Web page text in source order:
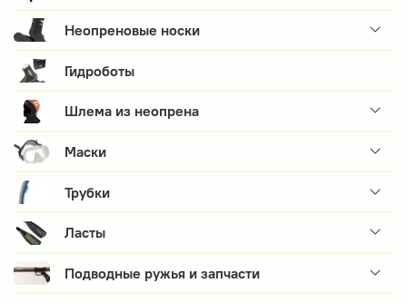
Неопреновые носки
Гидроботы
Шлема из неопрена
Маски
Трубки
Ласты
Подводные ружья и запчасти